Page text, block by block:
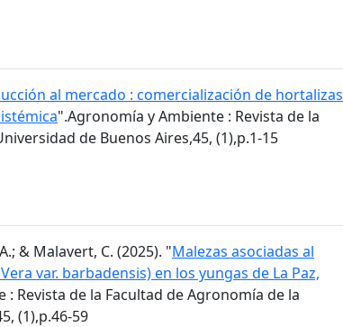
al mercado : comercialización de hortalizas
".Agronomía y Ambiente : Revista de la
de Buenos Aires,45, (1),p.1-15
& Malavert, C. (2025). "Malezas asociadas al
var. barbadensis) en los yungas de La Paz,
Revista de la Facultad de Agronomía de la
(1),p.46-59